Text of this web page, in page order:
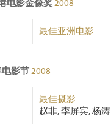
电影金像奖 2008
最佳亚洲电影
影节 2008
最佳摄影
赵非, 李屏宾, 杨涛